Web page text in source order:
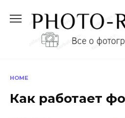
содержанию
HOME
Как работает